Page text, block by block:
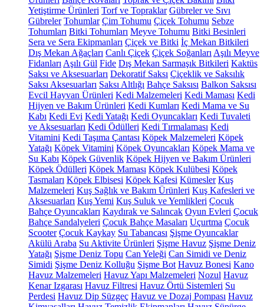
Yetiştirme Ürünleri Torf ve Topraklar Gübreler ve Sıvı
Gübreler Tohumlar Çim Tohumu Çiçek Tohumu Sebze
Tohumları Bitki Tohumları Meyve Tohumu Bitki Besinleri
Sera ve Sera Ekipmanları Çiçek ve Bitki İç Mekan Bitkileri
Dış Mekan Ağaçları Canlı Çiçek Çiçek Soğanları Aşılı Meyve
Fidanları Aşılı Gül Fide Dış Mekan Sarmaşık Bitkileri Kaktüs
Saksı ve Aksesuarları Dekoratif Saksı Çiçeklik ve Saksılık
Saksı Aksesuarları Saksı Altlığı Bahçe Saksısı Balkon Saksısı
Evcil Hayvan Ürünleri Kedi Malzemeleri Kedi Maması Kedi
Hijyen ve Bakım Ürünleri Kedi Kumları Kedi Mama ve Su
Kabı Kedi Evi Kedi Yatağı Kedi Oyuncakları Kedi Tuvaleti
ve Aksesuarları Kedi Ödülleri Kedi Tırmalaması Kedi
Vitamini Kedi Taşıma Çantası Köpek Malzemeleri Köpek
Yatağı Köpek Vitamini Köpek Oyuncakları Köpek Mama ve
Su Kabı Köpek Güvenlik Köpek Hijyen ve Bakım Ürünleri
Köpek Ödülleri Köpek Maması Köpek Kulübesi Köpek
Tasmaları Köpek Elbisesi Köpek Kafesi Kümesler Kuş
Malzemeleri Kuş Sağlık ve Bakım Ürünleri Kuş Kafesleri ve
Aksesuarları Kuş Yemi Kuş Suluk ve Yemlikleri Çocuk
Bahçe Oyuncakları Kaydırak ve Salıncak Oyun Evleri Çocuk
Bahçe Sandalyeleri Çocuk Bahçe Masaları Uçurtma Çocuk
Scooter Çocuk Kaykay Su Tabancası Şişme Oyuncaklar
Akülü Araba Su Aktivite Ürünleri Şişme Havuz Şişme Deniz
Yatağı Şişme Deniz Topu Can Yeleği Can Simidi ve Deniz
Simidi Şişme Deniz Kolluğu Şişme Bot Havuz Bonesi Kano
Havuz Malzemeleri Havuz Yapı Malzemeleri Nozul Havuz
Kenar Izgarası Havuz Filtresi Havuz Örtü Sistemleri Su
Perdesi Havuz Dip Süzgeç Havuz ve Dozaj Pompası Havuz